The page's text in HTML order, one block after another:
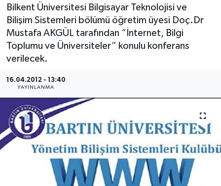
Bilkent Üniversitesi Bilgisayar Teknolojisi ve
Bilişim Sistemleri bölümü öğretim üyesi Doç.Dr
Mustafa AKGÜL tarafından “İnternet, Bilgi
Toplumu ve Üniversiteler” konulu konferans
verilecek.
16.04.2012 - 13:40
YAYINLANMA
Medya
Sağlık
Siyaset
Spor